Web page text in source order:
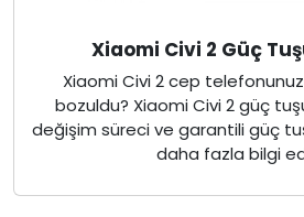
Xiaomi Civi 2 Güç
Xiaomi Civi 2 cep
bozuldu? Xiaomi Civi 2 güç
değişim süreci ve garantili güç
daha fazla bilgi